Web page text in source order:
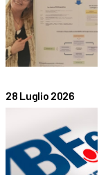
28 Luglio 2026